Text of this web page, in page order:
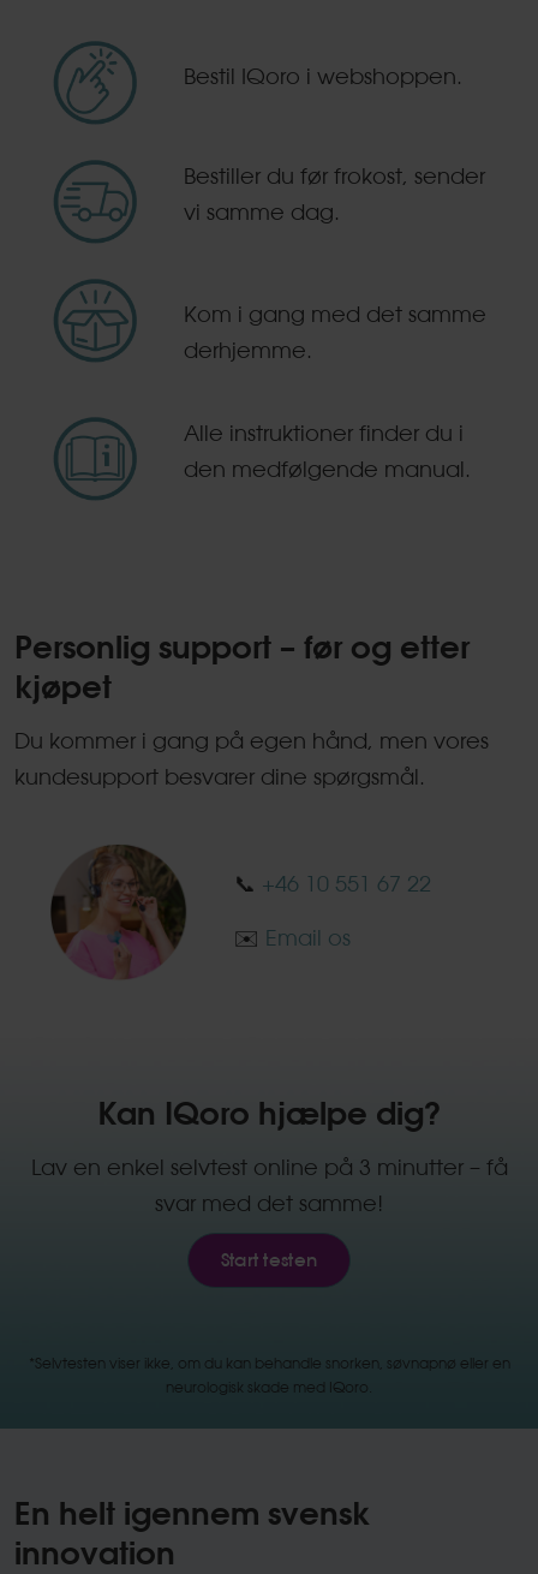
Bestil IQoro i webshoppen.
Bestiller du før frokost, sender
vi samme dag.
Kom i gang med det samme
derhjemme.
Alle instruktioner finder du i
den medfølgende manual.
Personlig support – før og etter
kjøpet
Du kommer i gang på egen hånd, men vores
kundesupport besvarer dine spørgsmål.
📞 +46 10 551 67 22
✉️ Email os
Kan IQoro hjælpe dig?
Lav en enkel selvtest online på 3 minutter – få
svar med det samme!
Start testen
*Selvtesten viser ikke, om du kan behandle snorken, søvnapnø eller en
neurologisk skade med IQoro.
En helt igennem svensk
innovation